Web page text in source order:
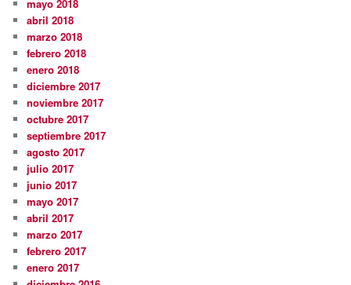
mayo 2018
abril 2018
marzo 2018
febrero 2018
enero 2018
diciembre 2017
noviembre 2017
octubre 2017
septiembre 2017
agosto 2017
julio 2017
junio 2017
mayo 2017
abril 2017
marzo 2017
febrero 2017
enero 2017